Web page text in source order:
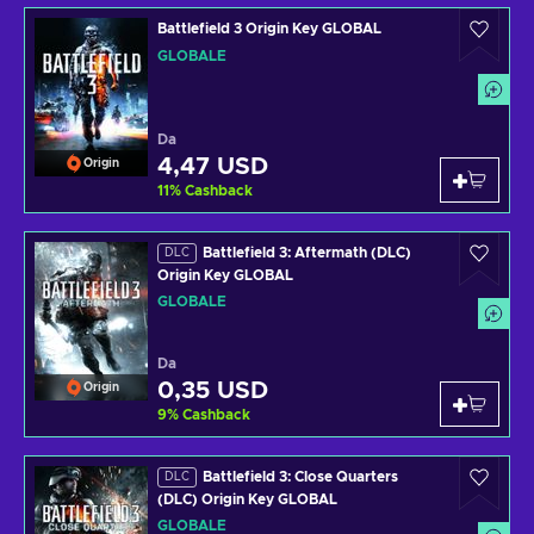
Origin
Battlefield 3 Origin Key GLOBAL
GLOBALE
Da
4,47 USD
11% Cashback
Origin
DLC
Battlefield 3: Aftermath (DLC)
Origin Key GLOBAL
GLOBALE
Da
0,35 USD
9% Cashback
DLC
Battlefield 3: Close Quarters
(DLC) Origin Key GLOBAL
GLOBALE